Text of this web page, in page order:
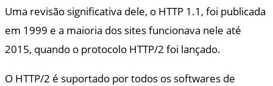
Uma revisão significativa dele, o HTTP 1.1, foi publicada
em 1999 e a maioria dos sites funcionava nele até
2015, quando o protocolo HTTP/2 foi lançado.
O HTTP/2 é suportado por todos os softwares de